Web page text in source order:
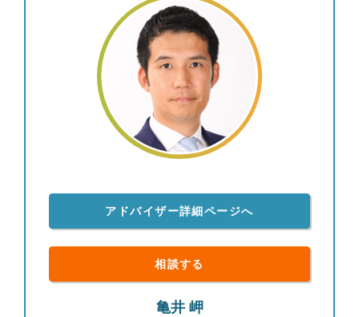
アドバイザー詳細ページへ
相談する
亀井 岬